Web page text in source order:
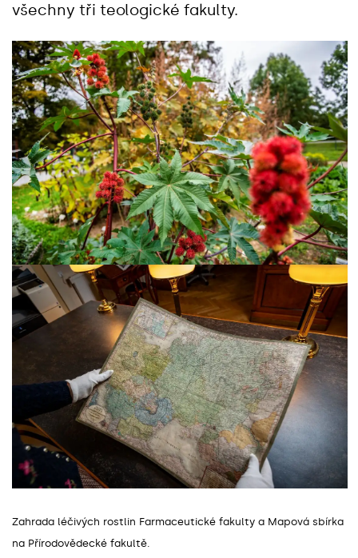
všechny tři teologické fakulty.
Zahrada léčivých rostlin Farmaceutické fakulty a Mapová sbírka
na Přírodovědecké fakultě.